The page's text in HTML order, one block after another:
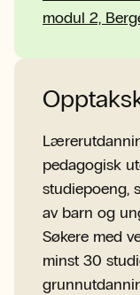
modul 2,
pedagogisk
studiepoeng,
av barn og
Søkere med
minst 30